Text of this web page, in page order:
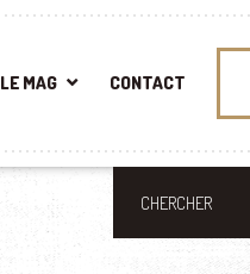
LE MAG CONTACT